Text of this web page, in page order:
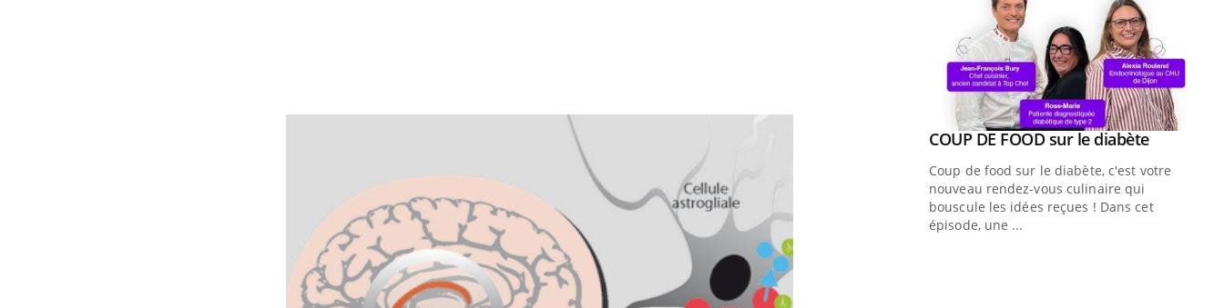
rythme de vie ! Vacances, plage, piscine,
soleil, activités en plein air… Nos mains
Youtube
Le Ramadan approche, et, pour de
nombreuses personnes atteintes de
diabète, c'est une période de questions, de
défis, mais ...
faciliter l’accès à la médecine
préventive
Un établissement lié à un groupe
mutualiste innove en matière de bilan de
santé : l'utilisation d'un « jumeau
numérique » permet ...
Youtube
COUP DE FOOD sur le diabèteYoutube
Coup de food sur le diabète, c'est votre
nouveau rendez-vous culinaire qui
bouscule les idées reçues ! Dans cet
épisode, une ...